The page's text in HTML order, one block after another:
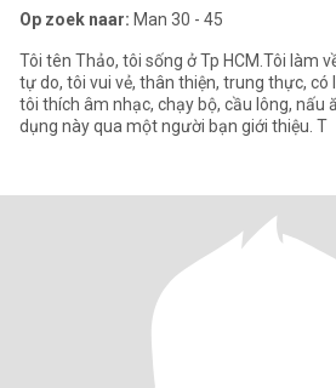
Op zoek naar: Man 30 - 45
Tôi tên Thảo, tôi sống ở Tp HCM.Tôi làm
tự do, tôi vui vẻ, thân thiện, trung thực, có
tôi thích âm nhạc, chạy bộ, cầu lông, nấu
dụng này qua một người bạn giới thiệu. T